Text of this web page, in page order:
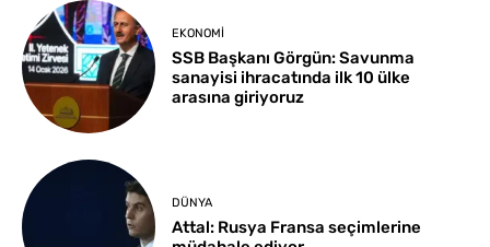
EKONOMI
SSB Başkanı Görgün: Savunma
sanayisi ihracatında ilk 10 ülke
arasına giriyoruz
DÜNYA
Attal: Rusya Fransa seçimlerine